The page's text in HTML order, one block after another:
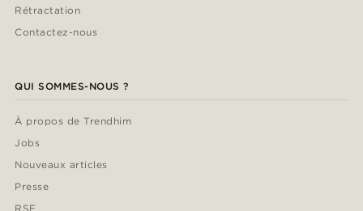
Rétractation
Contactez-nous
QUI SOMMES-NOUS ?
À propos de Trendhim
Jobs
Nouveaux articles
Presse
RSE